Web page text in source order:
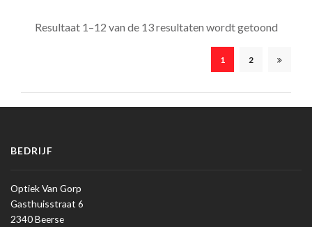
Resultaat 1–12 van de 13 resultaten wordt getoond
1 2
BEDRIJF
Optiek Van Gorp
Gasthuisstraat 6
2340 Beerse